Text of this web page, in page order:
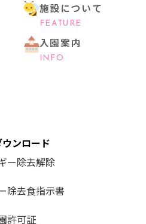
施設について
FEATURE
入園案内
INFO
ンロード
ー除去解除
除去食指示書
許可証